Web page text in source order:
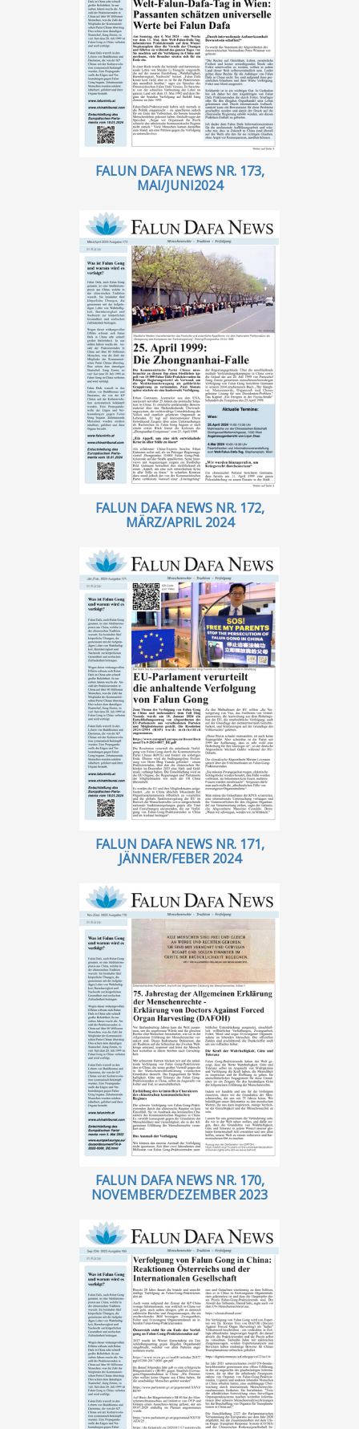
FALUN DAFA NEWS NR. 173,
MAI/JUNI2024
FALUN DAFA NEWS NR. 172,
MÄRZ/APRIL 2024
FALUN DAFA NEWS NR. 171,
JÄNNER/FEBER 2024
FALUN DAFA NEWS NR. 170,
NOVEMBER/DEZEMBER 2023